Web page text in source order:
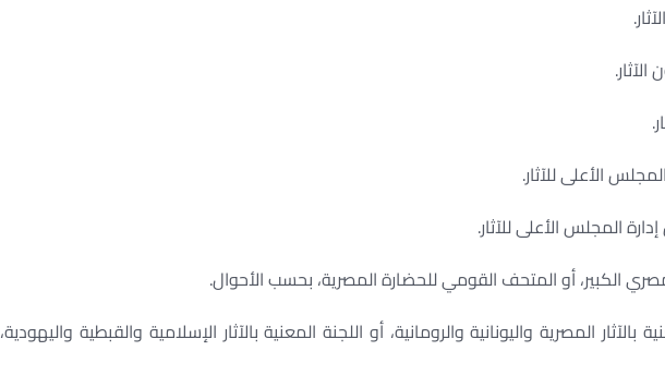
الأعلى للآثار.
المجلس الأعلى للآثار.
الكبير، أو المتحف القومي للحضارة المصرية، بحسب الأحوال.
بالآثار المصرية واليونانية والرومانية، أو اللجنة المعنية بالآثار الإسلامية والقبطية واليهودية،